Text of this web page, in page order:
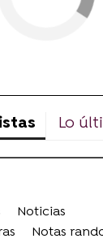
Lo
Noticias
Notas